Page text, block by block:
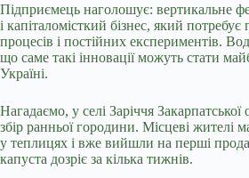
Підприємець наголошує: вертикальне
і капіталомісткий бізнес, який
процесів і постійних експериментів.
що саме такі інновації можуть стати
Україні.
Нагадаємо, у селі Заріччя Закарпатської
збір ранньої городини. Місцеві жителі
у теплицях і вже вийшли на перші
капуста дозріє за кілька тижнів.